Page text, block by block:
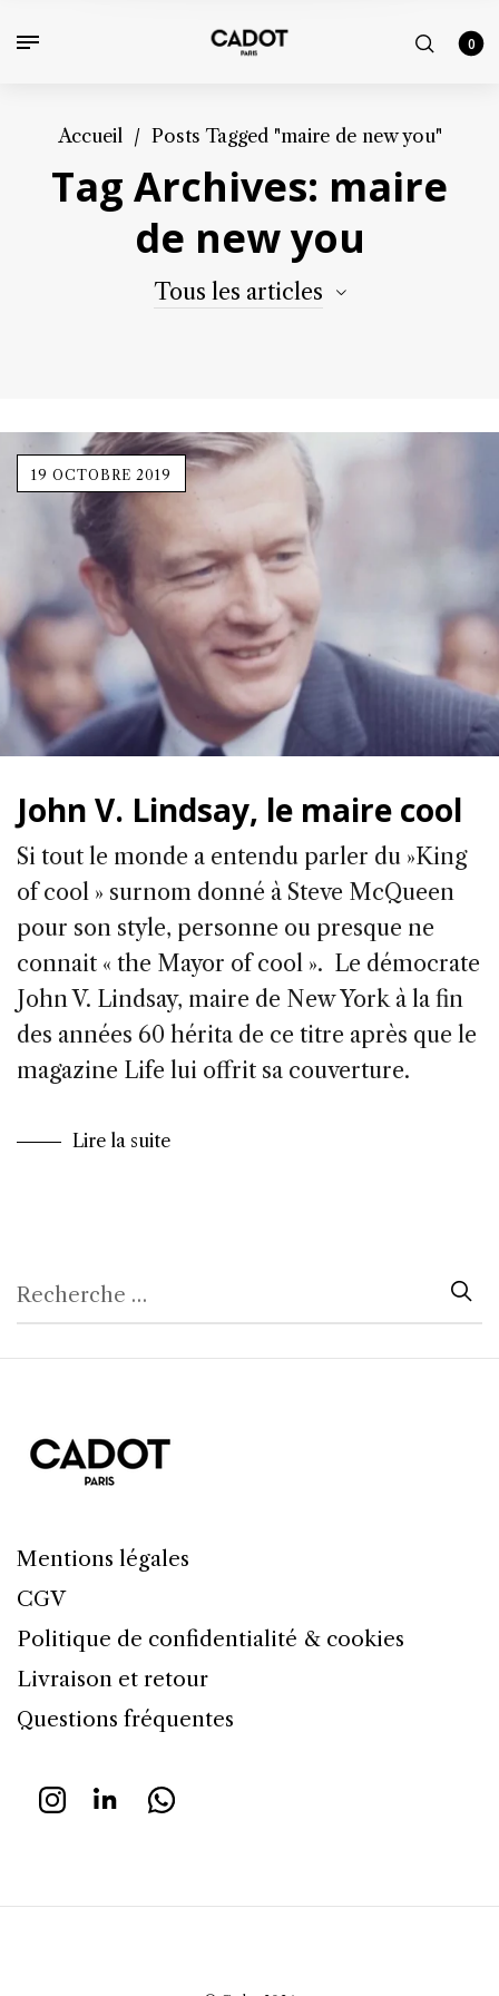
0
Accueil / Posts Tagged "maire de new you"
Tag Archives: maire
de new you
Tous les articles
19 OCTOBRE 2019
John V. Lindsay, le maire cool
Si tout le monde a entendu parler du »King
of cool » surnom donné à Steve McQueen
pour son style, personne ou presque ne
connait « the Mayor of cool ». Le démocrate
John V. Lindsay, maire de New York à la fin
des années 60 hérita de ce titre après que le
magazine Life lui offrit sa couverture.
Lire la suite
Mentions légales
CGV
Politique de confidentialité & cookies
Livraison et retour
Questions fréquentes